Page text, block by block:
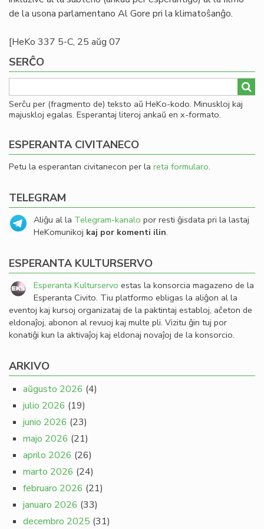
de la usona parlamentano Al Gore pri la klimatoŝanĝo.
[HeKo 337 5-C, 25 aŭg 07
SERĈO
Serĉu per (fragmento de) teksto aŭ HeKo-kodo. Minuskloj kaj
majuskloj egalas. Esperantaj literoj ankaŭ en x-formato.
ESPERANTA CIVITANECO
Petu la esperantan civitanecon per la reta formularo.
TELEGRAM
Aliĝu al la Telegram-kanalo por resti ĝisdata pri la lastaj
HeKomunikoj kaj por komenti ilin.
ESPERANTA KULTURSERVO
Esperanta Kulturservo estas la konsorcia magazeno de la
Esperanta Civito. Tiu platformo ebligas la aliĝon al la
eventoj kaj kursoj organizataj de la paktintaj establoj, aĉeton de
eldonaĵoj, abonon al revuoj kaj multe pli. Vizitu ĝin tuj por
konatiĝi kun la aktivaĵoj kaj eldonaj novaĵoj de la konsorcio.
ARKIVO
aŭgusto 2026 (4)
julio 2026 (19)
junio 2026 (23)
majo 2026 (21)
aprilo 2026 (26)
marto 2026 (24)
februaro 2026 (21)
januaro 2026 (33)
decembro 2025 (31)